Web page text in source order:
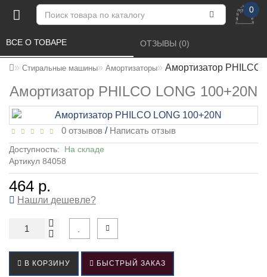
0
Стиральные машины Амортизаторы Амортизатор PHILCO
Амортизатор PHILCO LONG 100+20N
ВСЕ О ТОВАРЕ ОТЗЫВЫ (0)
0 отзывов / Написать отзыв
Доступность: На складе
Артикул 84058
464 р.
Нашли дешевле?
В КОРЗИНУ БЫСТРЫЙ ЗАКАЗ